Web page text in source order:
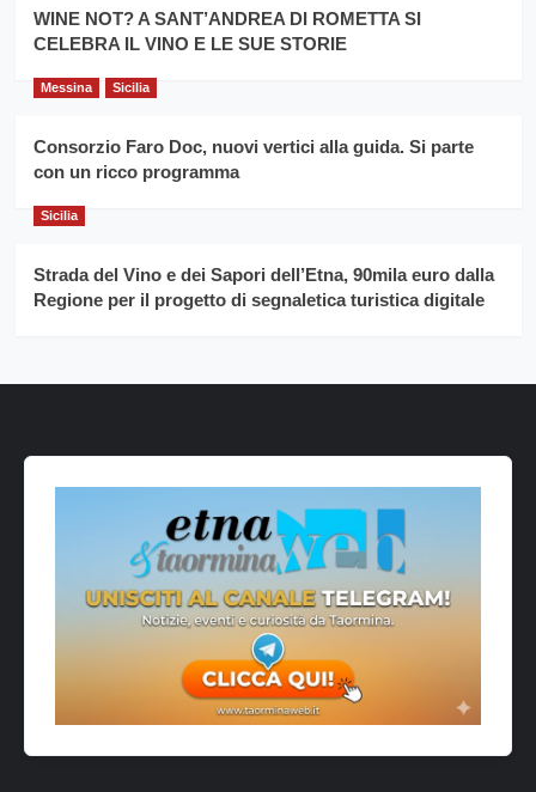
WINE NOT? A SANT’ANDREA DI ROMETTA SI
CELEBRA IL VINO E LE SUE STORIE
Messina Sicilia
Consorzio Faro Doc, nuovi vertici alla guida. Si parte
con un ricco programma
Sicilia
Strada del Vino e dei Sapori dell’Etna, 90mila euro dalla
Regione per il progetto di segnaletica turistica digitale